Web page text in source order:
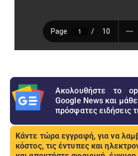
Ακολουθήστε το
Google News και
πρόσφατες ειδήσεις
Κάντε τώρα εγγραφή, για να
κόστος, τις έντυπες και